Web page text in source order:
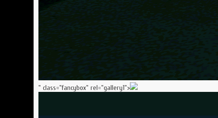
" class="fancybox" rel="gallery1">